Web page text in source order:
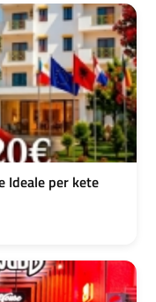
Ideale per kete